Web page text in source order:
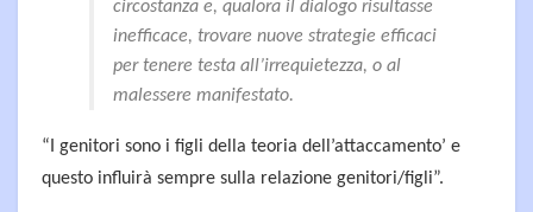
circostanza e, qualora il dialogo risultasse
inefficace, trovare nuove strategie efficaci
per tenere testa all’irrequietezza, o al
malessere manifestato.
“I genitori sono i figli della teoria dell’attaccamento’ e
questo influirà sempre sulla relazione genitori/figli”.